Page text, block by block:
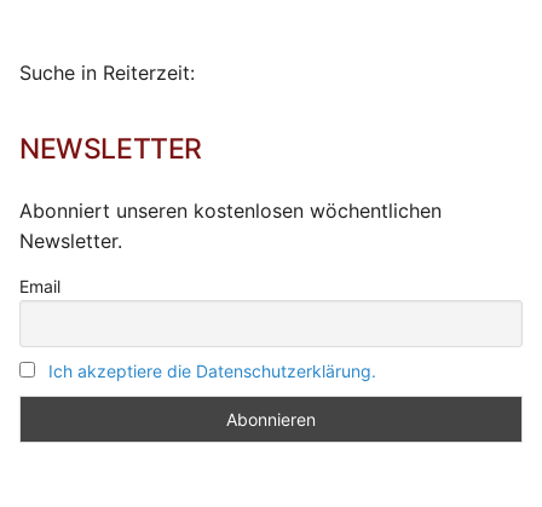
Suche in Reiterzeit:
NEWSLETTER
Abonniert unseren kostenlosen wöchentlichen
Newsletter.
Email
Ich akzeptiere die Datenschutzerklärung.